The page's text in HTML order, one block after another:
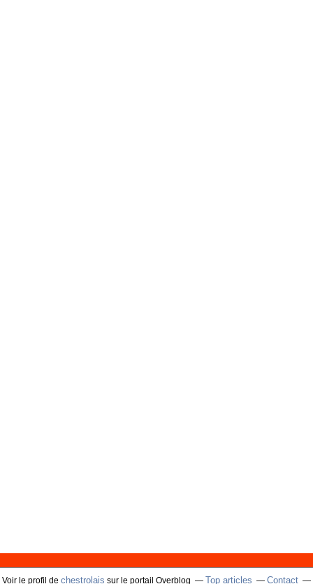
Voir le profil de chestrolais sur le portail Overblog Top articles Contact